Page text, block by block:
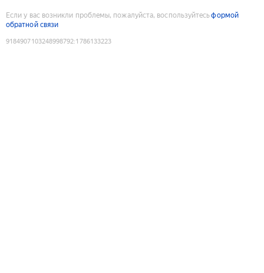
Если у вас возникли проблемы, пожалуйста, воспользуйтесьформой
обратной связи
9184907103248998792:1786133223